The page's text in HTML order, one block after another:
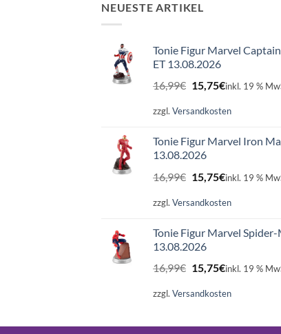
NEUESTE ARTIKEL
Tonie Figur Marvel
ET 13.08.2026
16,99€ Ursprünglicher
Preis
war:
15,75€Aktueller
ist:
inkl. 19 %
zzgl. Versandkosten
Tonie Figur Marvel Iron
13.08.2026
16,99€ Ursprünglicher
Preis
war:
15,75€Aktueller
ist:
inkl. 19 %
zzgl. Versandkosten
Tonie Figur Marvel Spider-
13.08.2026
16,99€ Ursprünglicher
Preis
war:
15,75€Aktueller
ist:
inkl. 19 %
zzgl. Versandkosten